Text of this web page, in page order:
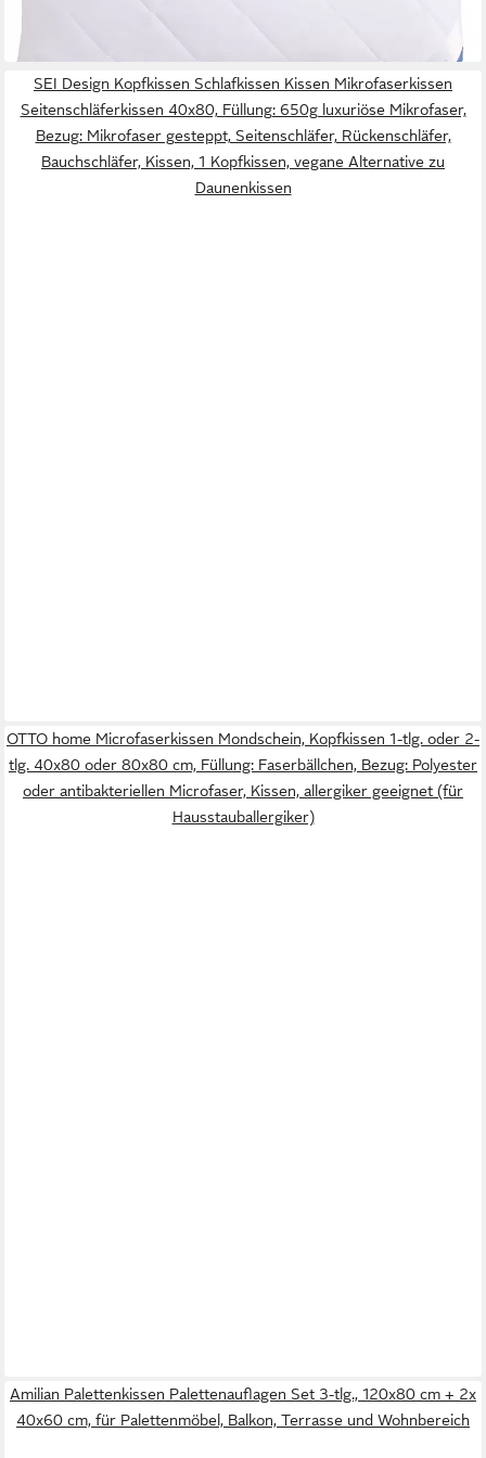
in 6-7 Werktagen bei dir
SEI Design Kopfkissen Schlafkissen Kissen Mikrofaserkissen
Seitenschläferkissen 40x80, Füllung: 650g luxuriöse Mikrofaser,
Bezug: Mikrofaser gesteppt, Seitenschläfer, Rückenschläfer,
Bauchschläfer, Kissen, 1 Kopfkissen, vegane Alternative zu
Daunenkissen
OTTO home Microfaserkissen Mondschein, Kopfkissen 1-tlg. oder 2-
tlg. 40x80 oder 80x80 cm, Füllung: Faserbällchen, Bezug: Polyester
oder antibakteriellen Microfaser, Kissen, allergiker geeignet (für
Hausstauballergiker)
Amilian Palettenkissen Palettenauflagen Set 3-tlg., 120x80 cm + 2x
40x60 cm, für Palettenmöbel, Balkon, Terrasse und Wohnbereich